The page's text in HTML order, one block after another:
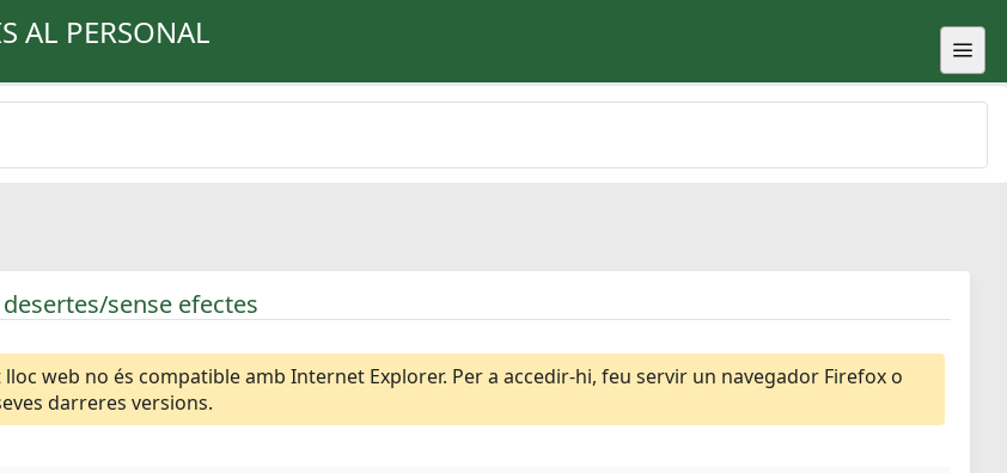
AL PERSONAL
sense efectes
lloc web no és compatible amb Internet Explorer. Per a accedir-hi, feu servir un navegador Firefox o
darreres versions.